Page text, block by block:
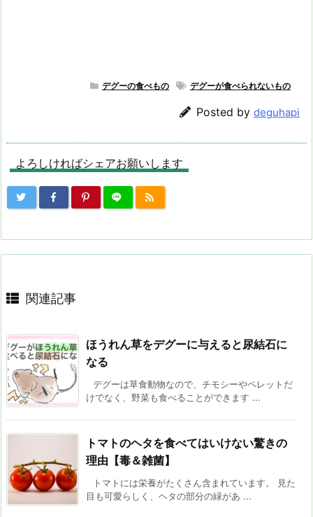
デグーの食べもの デグーが食べられないもの
Posted by deguhapi
よろしければシェアお願いします
関連記事
ほうれん草をデグーに与えると尿結石に
なる
デグーは草食動物なので、チモシーやペレットだ
けでなく、野菜も食べることができます ...
トマトのヘタを食べてはいけない驚きの
理由【毒＆雑菌】
トマトには栄養がたくさん含まれています。 見た
目も可愛らしく、ヘタの部分の緑があ ...